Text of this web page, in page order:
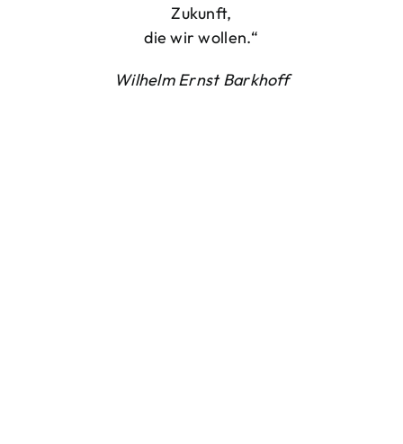
Zukunft,
die wir wollen.“
Wilhelm Ernst Barkhoff